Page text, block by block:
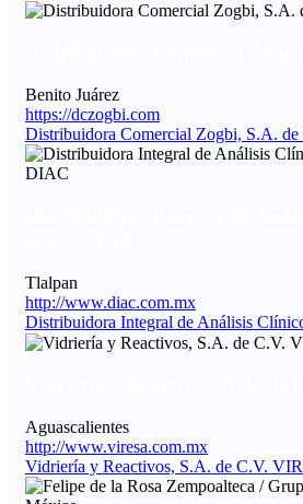
Benito Juárez
https://dczogbi.com
Distribuidora Comercial Zogbi, S.A. de
Tlalpan
http://www.diac.com.mx
Distribuidora Integral de Análisis
Aguascalientes
http://www.viresa.com.mx
Vidriería y Reactivos, S.A. de C.V.